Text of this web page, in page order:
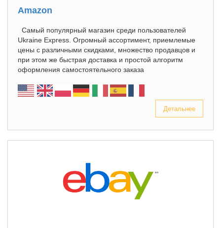
Amazon
Самый популярный магазин среди пользователей
Ukraine Express. Огромный ассортимент, приемлемые
цены с различными скидками, множество продавцов и
при этом же быстрая доставка и простой алгоритм
оформления самостоятельного заказа
Детальнее